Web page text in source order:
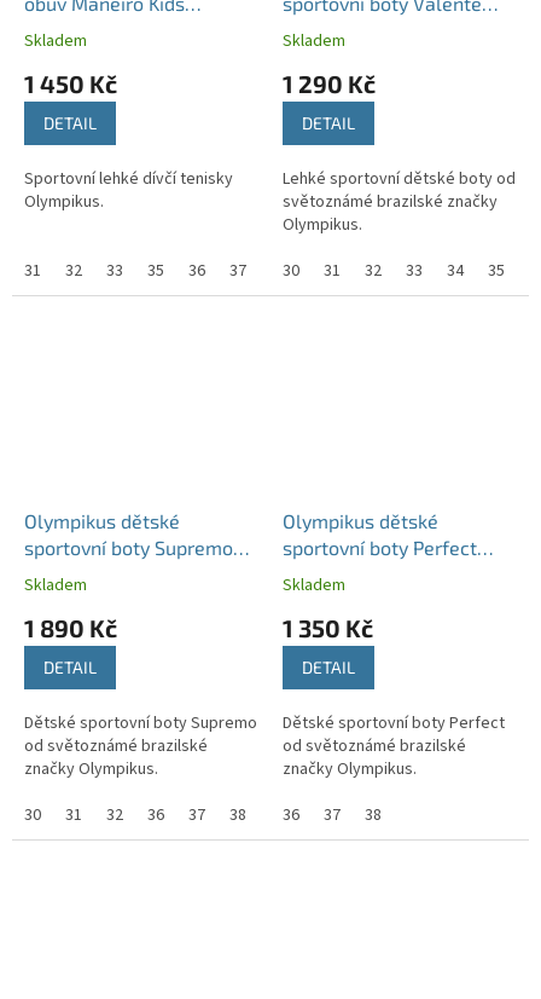
Ballet/Hibiscus
Skladem
1 450 Kč
DETAIL
Sportovní lehké dívčí tenisky
Olympikus.
31 32 33 35 36 37 38
Kids červené
Skladem
1 290 Kč
DETAIL
Lehké sportovní dětské boty od
světoznámé brazilské značky
Olympikus.
30
31 32 33 34 35
Olympikus dětské
sportovní boty Supremo
černé/růžové
Skladem
1 890 Kč
DETAIL
Dětské sportovní boty Supremo
od světoznámé brazilské
značky Olympikus.
30
31 32 36 37 38
Olympikus dětské
sportovní boty Perfect
šedé/černé
Skladem
1 350 Kč
DETAIL
Dětské sportovní boty Perfect
od světoznámé brazilské
značky Olympikus.
36
37 38